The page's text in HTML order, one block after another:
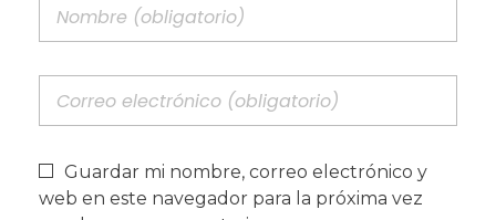
Guardar mi nombre, correo electrónico y
web en este navegador para la próxima vez